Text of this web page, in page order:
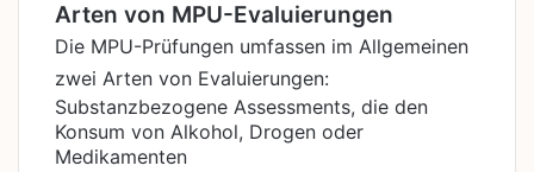
Arten von MPU-Evaluierungen
Die MPU-Prüfungen umfassen im Allgemeinen
zwei Arten von Evaluierungen:
Substanzbezogene Assessments, die den
Konsum von Alkohol, Drogen oder
Medikamenten